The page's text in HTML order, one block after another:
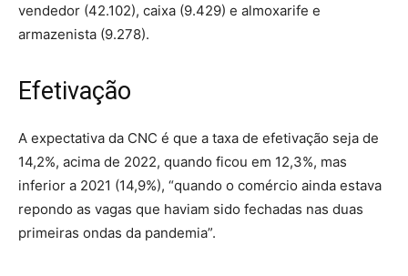
vendedor (42.102), caixa (9.429) e almoxarife e
armazenista (9.278).
Efetivação
A expectativa da CNC é que a taxa de efetivação seja de
14,2%, acima de 2022, quando ficou em 12,3%, mas
inferior a 2021 (14,9%), “quando o comércio ainda estava
repondo as vagas que haviam sido fechadas nas duas
primeiras ondas da pandemia”.